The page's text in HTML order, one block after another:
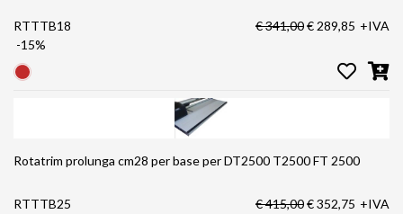
RTTTB18
-15%
€ 341,00€ 289,85 +IVA
Rotatrim prolunga cm28 per base per DT2500 T2500 FT 2500
RTTTB25
€ 415,00€ 352,75 +IVA